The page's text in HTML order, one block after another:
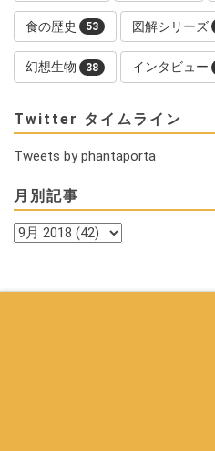
食の歴史 53 図解シリーズ
幻想生物 38 インタビュー
Twitter タイムライン
Tweets by phantaporta
月別記事